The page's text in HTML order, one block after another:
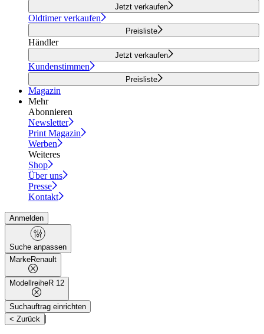
Jetzt verkaufen
Oldtimer verkaufen
Preisliste
Händler
Jetzt verkaufen
Kundenstimmen
Preisliste
Magazin
Mehr
Abonnieren
Newsletter
Print Magazin
Werben
Weiteres
Shop
Über uns
Presse
Kontakt
Anmelden
Suche anpassen
MarkeRenault
ModellreiheR 12
Suchauftrag einrichten
< Zurück |